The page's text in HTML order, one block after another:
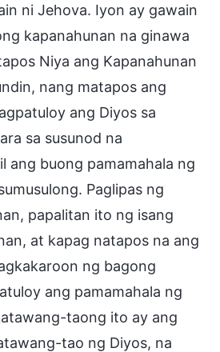
ni Jehova. Iyon ay gawain
kapanahunan na ginawa
Niya ang Kapanahunan
nang matapos ang
ang Diyos sa
sa susunod na
ang buong pamamahala ng
Paglipas ng
papalitan ito ng isang
at kapag natapos na ang
ng bagong
ang pamamahala ng
taong ito ay ang
tao ng Diyos, na